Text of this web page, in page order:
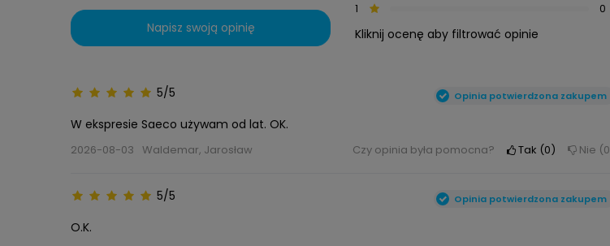
Napisz swoją opinię
1
0
Kliknij ocenę aby filtrować opinie
5/5 Opinia potwierdzona zakupem
W ekspresie Saeco używam od lat. OK.
2026-08-03 Waldemar, Jarosław Czy opinia była pomocna? Tak 0 Nie 0
5/5 Opinia potwierdzona zakupem
O.K.